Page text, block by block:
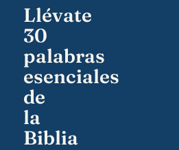
Llévate
30
palabras
esenciales
de
la
Biblia